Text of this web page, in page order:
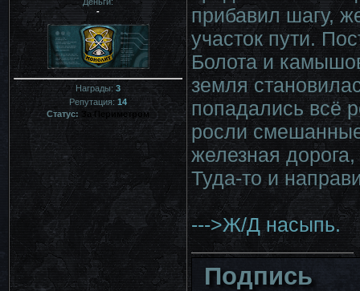
-
Награды:3
Репутация:14
Статус: За Периметром
прибавил шагу,
участок пути.
Болота и
земля
попадались всё
росли
железная
Туда-то и
--->Ж/Д насыпь.
Подпись